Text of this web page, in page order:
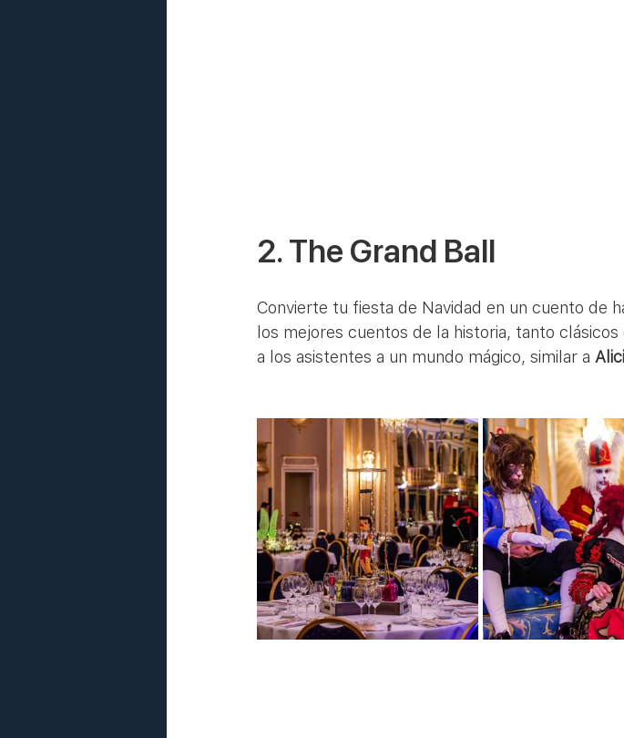
2. The Grand Ball
Convierte tu fiesta de Navidad en un cuento de
los mejores cuentos de la historia, tanto
a los asistentes a un mundo mágico, similar a